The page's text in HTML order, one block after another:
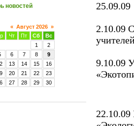
новостей
« Август 2026 »
Чт Пт Сб
Вс
1
2
6 7 8
9
13 14 15
16
20 21 22
23
27 28 29
30
2.10.09
9.10.09
22.10.09